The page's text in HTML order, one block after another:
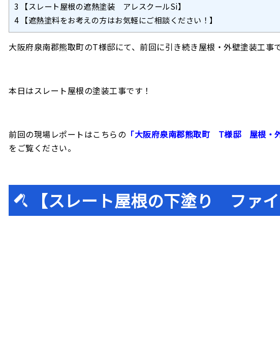
3 【スレート屋根の遮熱塗装 アレスクールSi】
4【遮熱塗料をお考えの方はお気軽にご相談ください！】
大阪府泉南郡熊取町のT様邸にて、前回に引き続き屋根・外壁塗装工事
本日はスレート屋根の塗装工事です！
前回の現場レポートはこちらの 「大阪府泉南郡熊取町 T様邸 屋根・
をご覧ください。
【スレート屋根の下塗り ファイ